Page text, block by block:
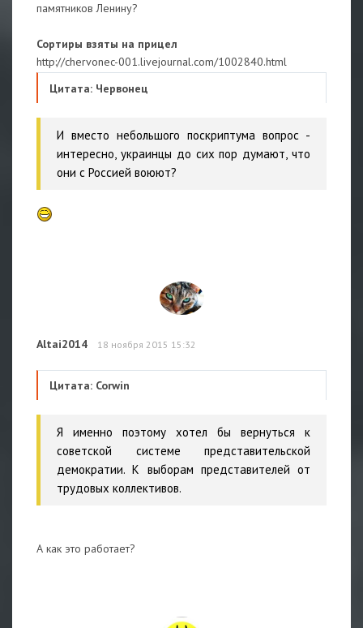
памятников Ленину?
Сортиры взяты на прицел
http://chervonec-001.livejournal.com/1002840.html
Цитата: Червонец
И вместо небольшого поскриптума вопрос -
интересно, украинцы до сих пор думают, что
они с Россией воюют?
Altai2014 18 ноября 2015 15:32
Цитата: Corwin
Я именно поэтому хотел бы вернуться к
советской системе представительской
демократии. К выборам представителей от
трудовых коллективов.
А как это работает?